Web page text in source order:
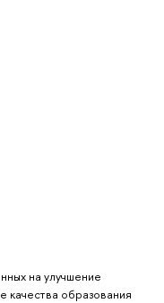
на улучшение
качества образования